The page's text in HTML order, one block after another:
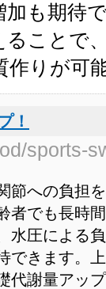
も期待
ことで
作りが可
！
sports-
節への負担
者でも長時
水圧による
できます。
代謝量アッ